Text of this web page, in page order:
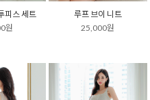
피스 세트
원
루프 브이 니트
25,000원